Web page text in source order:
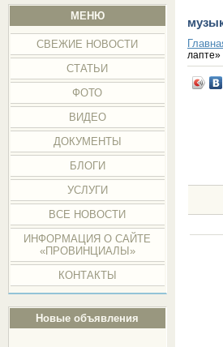
МЕНЮ
СВЕЖИЕ НОВОСТИ
СТАТЬИ
ФОТО
ВИДЕО
ДОКУМЕНТЫ
БЛОГИ
УСЛУГИ
ВСЕ НОВОСТИ
ИНФОРМАЦИЯ О САЙТЕ
«ПРОВИНЦИАЛЫ»
КОНТАКТЫ
Новые объявления
лапте»